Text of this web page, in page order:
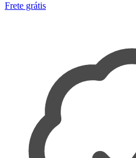
Frete grátis